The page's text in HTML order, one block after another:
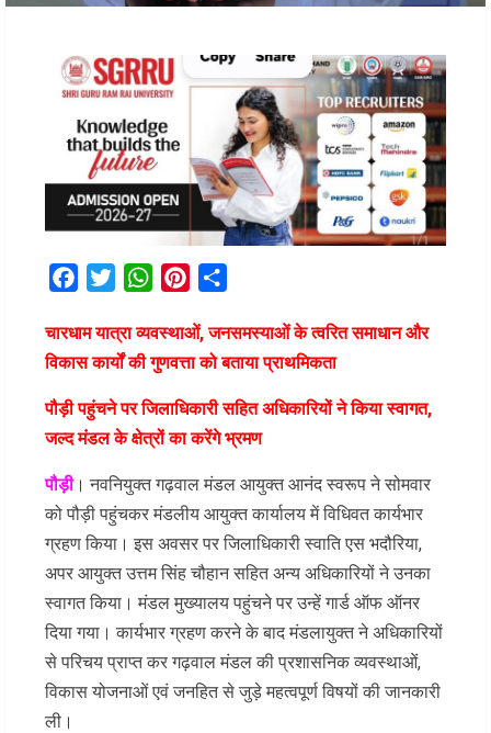
FacebookTwitterWhatsAppPinterest
चारधाम यात्रा व्यवस्थाओं, जनसमस्याओं के त्वरित समाधान और
विकास कार्यों की गुणवत्ता को बताया प्राथमिकता
पौड़ी पहुंचने पर जिलाधिकारी सहित अधिकारियों ने किया स्वागत,
जल्द मंडल के क्षेत्रों का करेंगे भ्रमण
पौड़ी। नवनियुक्त गढ़वाल मंडल आयुक्त आनंद स्वरूप ने सोमवार
को पौड़ी पहुंचकर मंडलीय आयुक्त कार्यालय में विधिवत कार्यभार
ग्रहण किया। इस अवसर पर जिलाधिकारी स्वाति एस भदौरिया,
अपर आयुक्त उत्तम सिंह चौहान सहित अन्य अधिकारियों ने उनका
स्वागत किया। मंडल मुख्यालय पहुंचने पर उन्हें गार्ड ऑफ ऑनर
दिया गया। कार्यभार ग्रहण करने के बाद मंडलायुक्त ने अधिकारियों
से परिचय प्राप्त कर गढ़वाल मंडल की प्रशासनिक व्यवस्थाओं,
विकास योजनाओं एवं जनहित से जुड़े महत्वपूर्ण विषयों की जानकारी
ली।